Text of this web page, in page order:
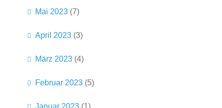
Mai 2023 (7)
April 2023 (3)
März 2023 (4)
Februar 2023 (5)
Januar 2023 (1)